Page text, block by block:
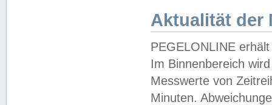
Aktualität der
PEGELONLINE
Im Binnenbereich
Messwerte von
Minuten.